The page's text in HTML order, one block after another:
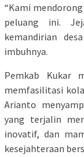
“Kami
peluang ini.
kemandirian
imbuhnya.
Pemkab Kukar
memfasilitasi
Arianto
yang terjalin
inovatif, dan
kesejahteraan